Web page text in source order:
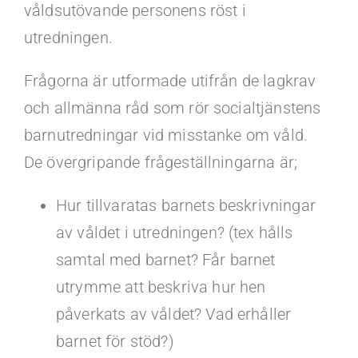
våldsutövande personens röst i
utredningen.
Frågorna är utformade utifrån de lagkrav
och allmänna råd som rör socialtjänstens
barnutredningar vid misstanke om våld.
De övergripande frågeställningarna är;
Hur tillvaratas barnets beskrivningar
av våldet i utredningen? (tex hålls
samtal med barnet? Får barnet
utrymme att beskriva hur hen
påverkats av våldet? Vad erhåller
barnet för stöd?)